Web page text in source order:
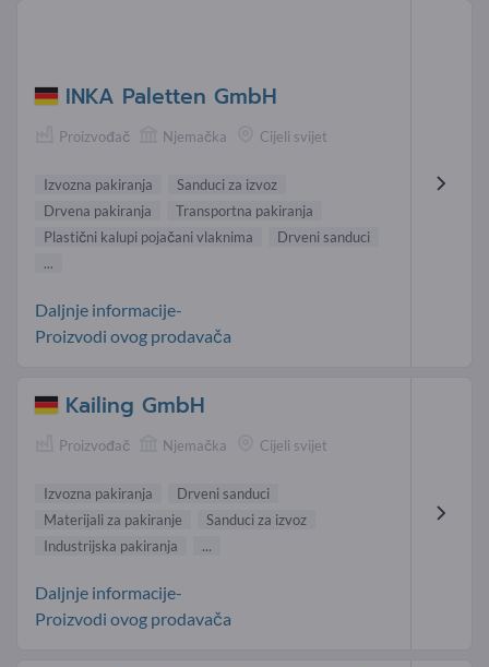
INKA Paletten GmbH
Proizvođač Njemačka Cijeli svijet
Izvozna pakiranja
Sanduci za izvoz
Drvena pakiranja
Transportna pakiranja
Plastični kalupi pojačani vlaknima
Drveni sanduci
...
Daljnje informacije-
Proizvodi ovog prodavača
Kailing GmbH
Proizvođač Njemačka Cijeli svijet
Izvozna pakiranja
Drveni sanduci
Materijali za pakiranje
Sanduci za izvoz
Industrijska pakiranja
...
Daljnje informacije-
Proizvodi ovog prodavača